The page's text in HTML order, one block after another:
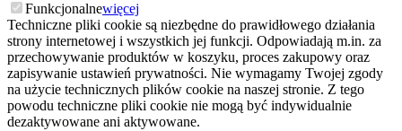
Funkcjonalnewięcej
Techniczne pliki cookie są niezbędne do prawidłowego działania
strony internetowej i wszystkich jej funkcji. Odpowiadają m.in. za
przechowywanie produktów w koszyku, proces zakupowy oraz
zapisywanie ustawień prywatności. Nie wymagamy Twojej zgody
na użycie technicznych plików cookie na naszej stronie. Z tego
powodu techniczne pliki cookie nie mogą być indywidualnie
dezaktywowane ani aktywowane.